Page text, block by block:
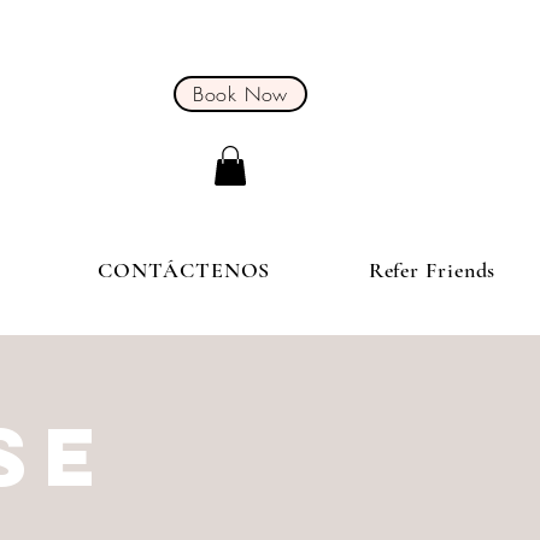
Book Now
CONTÁCTENOS Refer Friends